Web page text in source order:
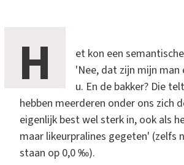
H
et kon een
'Nee, dat zijn mijn
u. En de bakker? Die
hebben meerderen onder ons zich
eigenlijk best wel sterk in, ook als
maar likeurpralines gegeten' (zelfs
staan op 0,0 ‰).